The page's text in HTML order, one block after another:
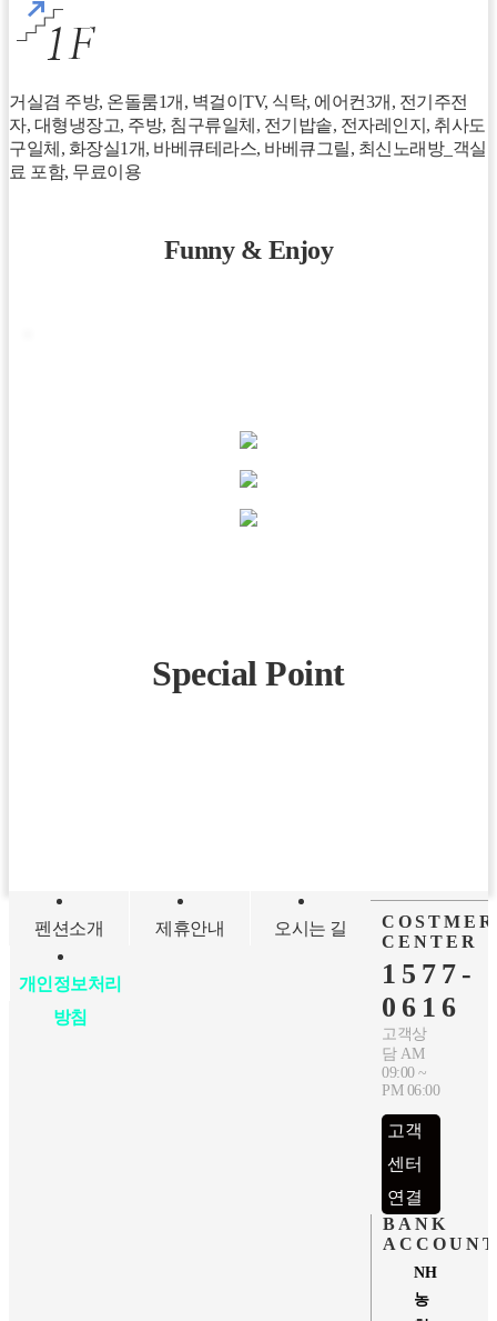
거실겸 주방, 온돌룸1개, 벽걸이TV, 식탁, 에어컨3개, 전기주전
자, 대형냉장고, 주방, 침구류일체, 전기밥솥, 전자레인지, 취사도
구일체, 화장실1개, 바베큐테라스, 바베큐그릴, 최신노래방_객실
료 포함, 무료이용
Funny & Enjoy
Special Point
펜션소개 제휴안내 오시는 길
개인정보처리
방침
COSTMER
CENTER
1577-
0616
고객상
담 AM
09:00 ~
PM 06:00
고객
센터
연결
BANK
ACCOUNT
NH
농